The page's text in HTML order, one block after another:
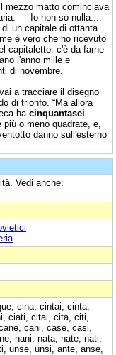
mezzo matto cominciava
— Io non so nulla....
un capitale di ottanta
è vero che ho ricevuto
capitaletto: c'è da farne
l'anno mille e
di novembre.
a tracciare il disegno
di trionfo. “Ma allora
ha cinquantasei
o meno quadrate, e,
danno sull'esterno
Vedi anche:
cina, cintai, cinta,
ciati, citai, cita, citi,
cani, case, casi,
nani, nata, nate, nati,
unse, unsi, ante, anse,